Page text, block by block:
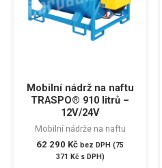
Mobilní nádrž na naftu
TRASPO® 910 litrů –
12V/24V
Mobilní nádrže na naftu
62 290 Kč bez DPH (75
371 Kčs DPH)